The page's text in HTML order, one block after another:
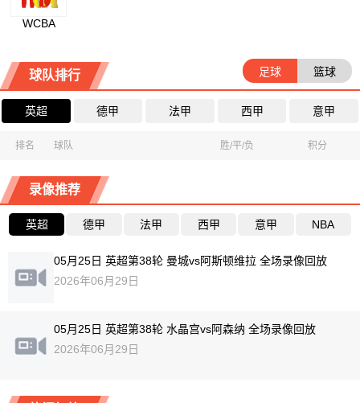
WCBA
球队排行 足球 篮球
英超 德甲 法甲 西甲 意甲
排名 球队 胜/平/负 积分
录像推荐
英超 德甲 法甲 西甲 意甲 NBA
05月25日 英超第38轮 曼城vs阿斯顿维拉 全场录像回放
2026年06月29日
05月25日 英超第38轮 水晶宫vs阿森纳 全场录像回放
2026年06月29日